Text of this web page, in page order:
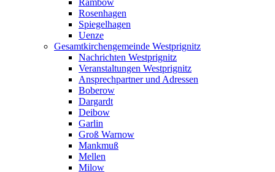
Rambow
Rosenhagen
Spiegelhagen
Uenze
Gesamtkirchengemeinde Westprignitz
Nachrichten Westprignitz
Veranstaltungen Westprignitz
Ansprechpartner und Adressen
Boberow
Dargardt
Deibow
Garlin
Groß Warnow
Mankmuß
Mellen
Milow